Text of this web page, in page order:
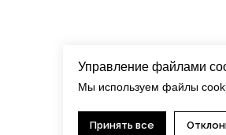
Управление файлами
Мы используем файлы
Принять все